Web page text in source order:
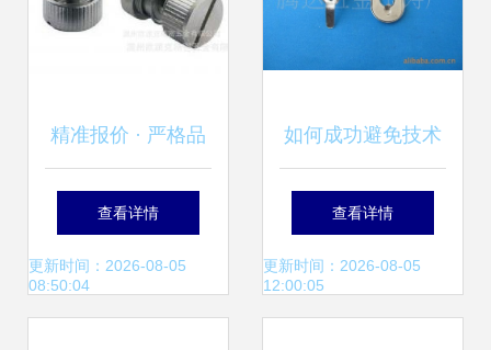
精准报价 · 严格品
控 解锁五金螺丝弹
簧高品质供应新选
查看详情
更新时间：2026-08-05
08:50:04
如何成功避免技术
背锅——程序员生
存指南
查看详情
更新时间：2026-08-05
12:00:05